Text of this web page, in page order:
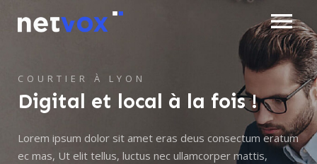
menu
Nos offres
Qui sommes nous ?
COURTIER EN ASSURANCE
Vous cherchez une assurance
COURTIER À LYON
Digital et local à la fois !
Lorem ipsum dolor sit amet eras deus consectum eratum
ec mas, Ut elit tellus, luctus nec ullamcorper mattis,